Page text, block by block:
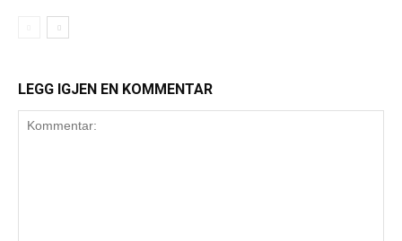
LEGG IGJEN EN KOMMENTAR